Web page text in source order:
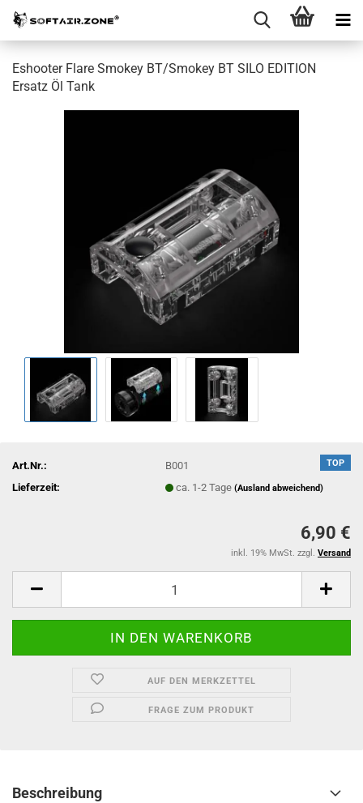
Eshooter Flare Smokey BT/Smokey BT SILO EDITION
Ersatz Öl Tank
TOP
Art.Nr.:
B001
Lieferzeit:
ca. 1-2 Tage(Ausland abweichend)
6,90 €
inkl. 19% MwSt. zzgl. Versand
AUF DEN MERKZETTEL
FRAGE ZUM PRODUKT
Beschreibung